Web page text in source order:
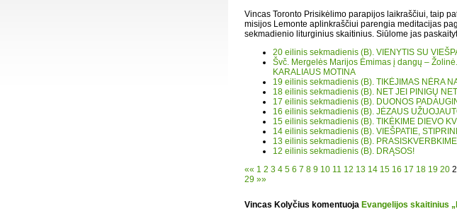
Vincas Toronto Prisikėlimo parapijos laikraščiui, taip
misijos Lemonte aplinkraščiui parengia meditacijas
sekmadienio liturginius skaitinius. Siūlome jas
20 eilinis sekmadienis (B). VIENYTIS SU
Švč. Mergelės Marijos Ėmimas į dangų –
KARALIAUS MOTINA
19 eilinis sekmadienis (B). TIKĖJIMAS NĖRA
18 eilinis sekmadienis (B). NET JEI PINIGŲ
17 eilinis sekmadienis (B). DUONOS
16 eilinis sekmadienis (B). JĖZAUS
15 eilinis sekmadienis (B). TIKĖKIME DIEVO
14 eilinis sekmadienis (B). VIEŠPATIE,
13 eilinis sekmadienis (B).
12 eilinis sekmadienis (B). DRĄSOS!
«« 1 2 3 4 5 6 7 8 9 10 11 12 13 14 15 16 17 18 19 20
29 »»
Vincas Kolyčius komentuoja Evangelijos skaitinius